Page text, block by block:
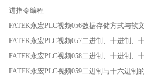
进指令编程
FATEK永宏PLC视频056数据存储方式与软
FATEK永宏PLC视频057二进制、十进制、
FATEK永宏PLC视频058二进制、十进制、
FATEK永宏PLC视频059二进制与十六进制